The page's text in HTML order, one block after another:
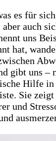
es für
auch
uns
hat,
gibt uns –
Hilfe
Sie zeigt
und